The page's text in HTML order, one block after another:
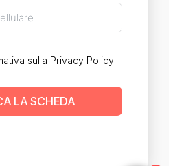
sulla Privacy Policy.
LA SCHEDA